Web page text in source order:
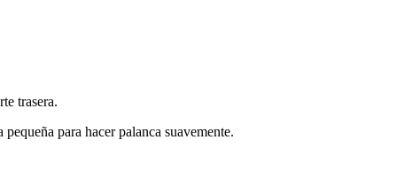
trasera.
para hacer palanca suavemente.